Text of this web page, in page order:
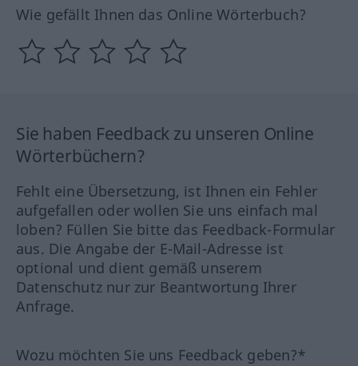
Wie gefällt Ihnen das Online Wörterbuch?
Sie haben Feedback zu unseren Online
Wörterbüchern?
Fehlt eine Übersetzung, ist Ihnen ein Fehler
aufgefallen oder wollen Sie uns einfach mal
loben? Füllen Sie bitte das Feedback-Formular
aus. Die Angabe der E-Mail-Adresse ist
optional und dient gemäß unserem
Datenschutz nur zur Beantwortung Ihrer
Anfrage.
Wozu möchten Sie uns Feedback geben?*